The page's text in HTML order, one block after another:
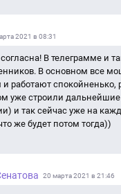
2021 в 08:31
В телеграмме и
В основном все
работают спокойненько,
уже строили
и так сейчас уже на
же будет потом тогда))
20 марта 2021 в 21:46